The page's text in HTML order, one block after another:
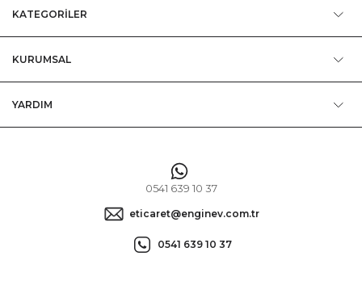
KATEGORİLER
KURUMSAL
YARDIM
0541 639 10 37
eticaret@enginev.com.tr
0541 639 10 37